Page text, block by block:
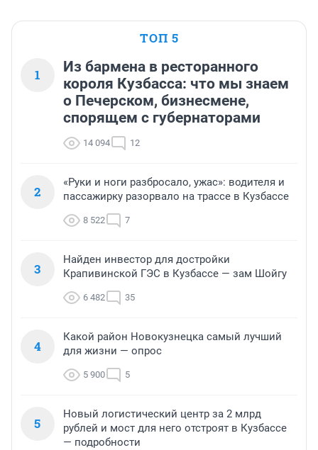
ТОП 5
1
Из бармена в ресторанного
короля Кузбасса: что мы знаем
о Печерском, бизнесмене,
спорящем с губернаторами
14 094 12
2
«Руки и ноги разбросало, ужас»: водителя и
пассажирку разорвало на трассе в Кузбассе
8 522 7
3
Найден инвестор для достройки
Крапивинской ГЭС в Кузбассе — зам Шойгу
6 482 35
4
Какой район Новокузнецка самый лучший
для жизни — опрос
5 900 5
5
Новый логистический центр за 2 млрд
рублей и мост для него отстроят в Кузбассе
— подробности